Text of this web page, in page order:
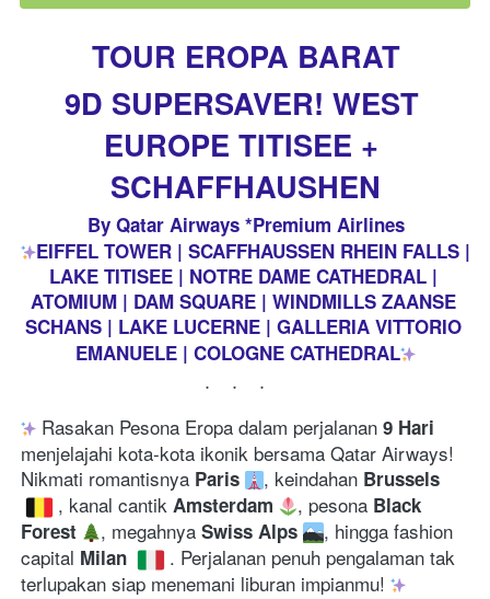
TOUR EROPA BARAT
9D SUPERSAVER! WEST
EUROPE TITISEE +
SCHAFFHAUSHEN
By Qatar Airways *Premium Airlines
EIFFEL TOWER | SCAFFHAUSSEN RHEIN FALLS |
LAKE TITISEE | NOTRE DAME CATHEDRAL |
ATOMIUM | DAM SQUARE | WINDMILLS ZAANSE
SCHANS | LAKE LUCERNE | GALLERIA VITTORIO
EMANUELE | COLOGNE CATHEDRAL
...
Rasakan Pesona Eropa dalam perjalanan 9 Hari
menjelajahi kota-kota ikonik bersama Qatar Airways!
Nikmati romantisnya Paris , keindahan Brussels
, kanal cantik Amsterdam , pesona Black
Forest
, megahnya Swiss Alps
, hingga fashion
capital Milan
. Perjalanan penuh pengalaman tak
terlupakan siap menemani liburan impianmu!